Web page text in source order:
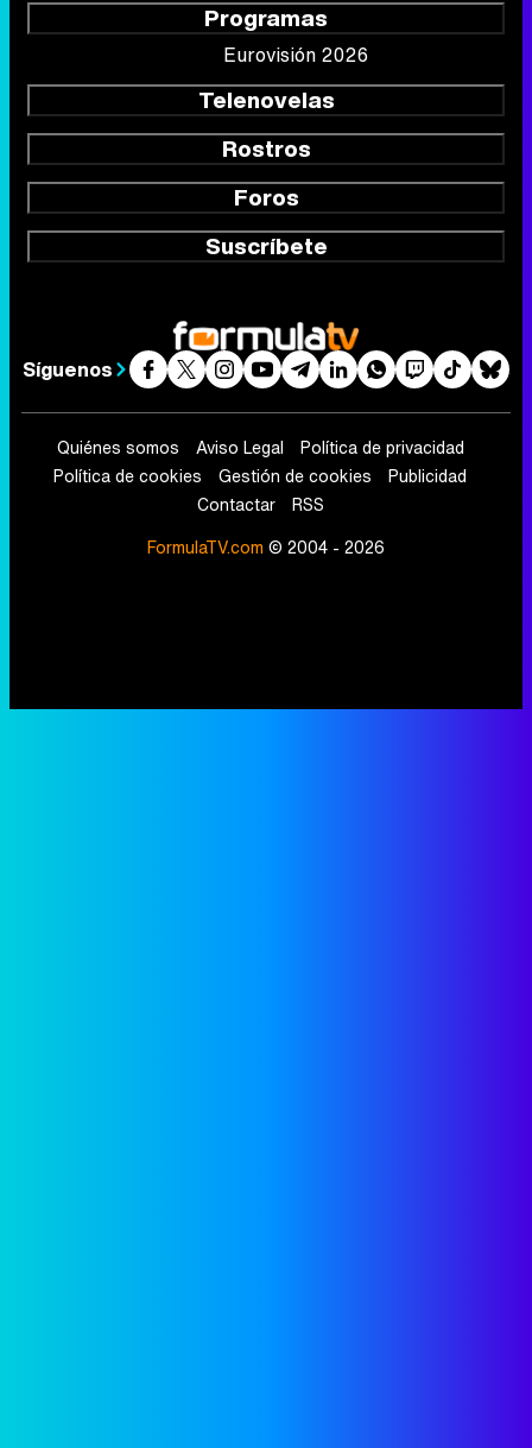
Programas
Eurovisión 2026
Telenovelas
Rostros
Foros
Suscríbete
Síguenos
Quiénes somos Aviso Legal
Política de privacidad
Política de cookies
Gestión de cookies
Publicidad
Contactar
RSS
FormulaTV.com © 2004 - 2026